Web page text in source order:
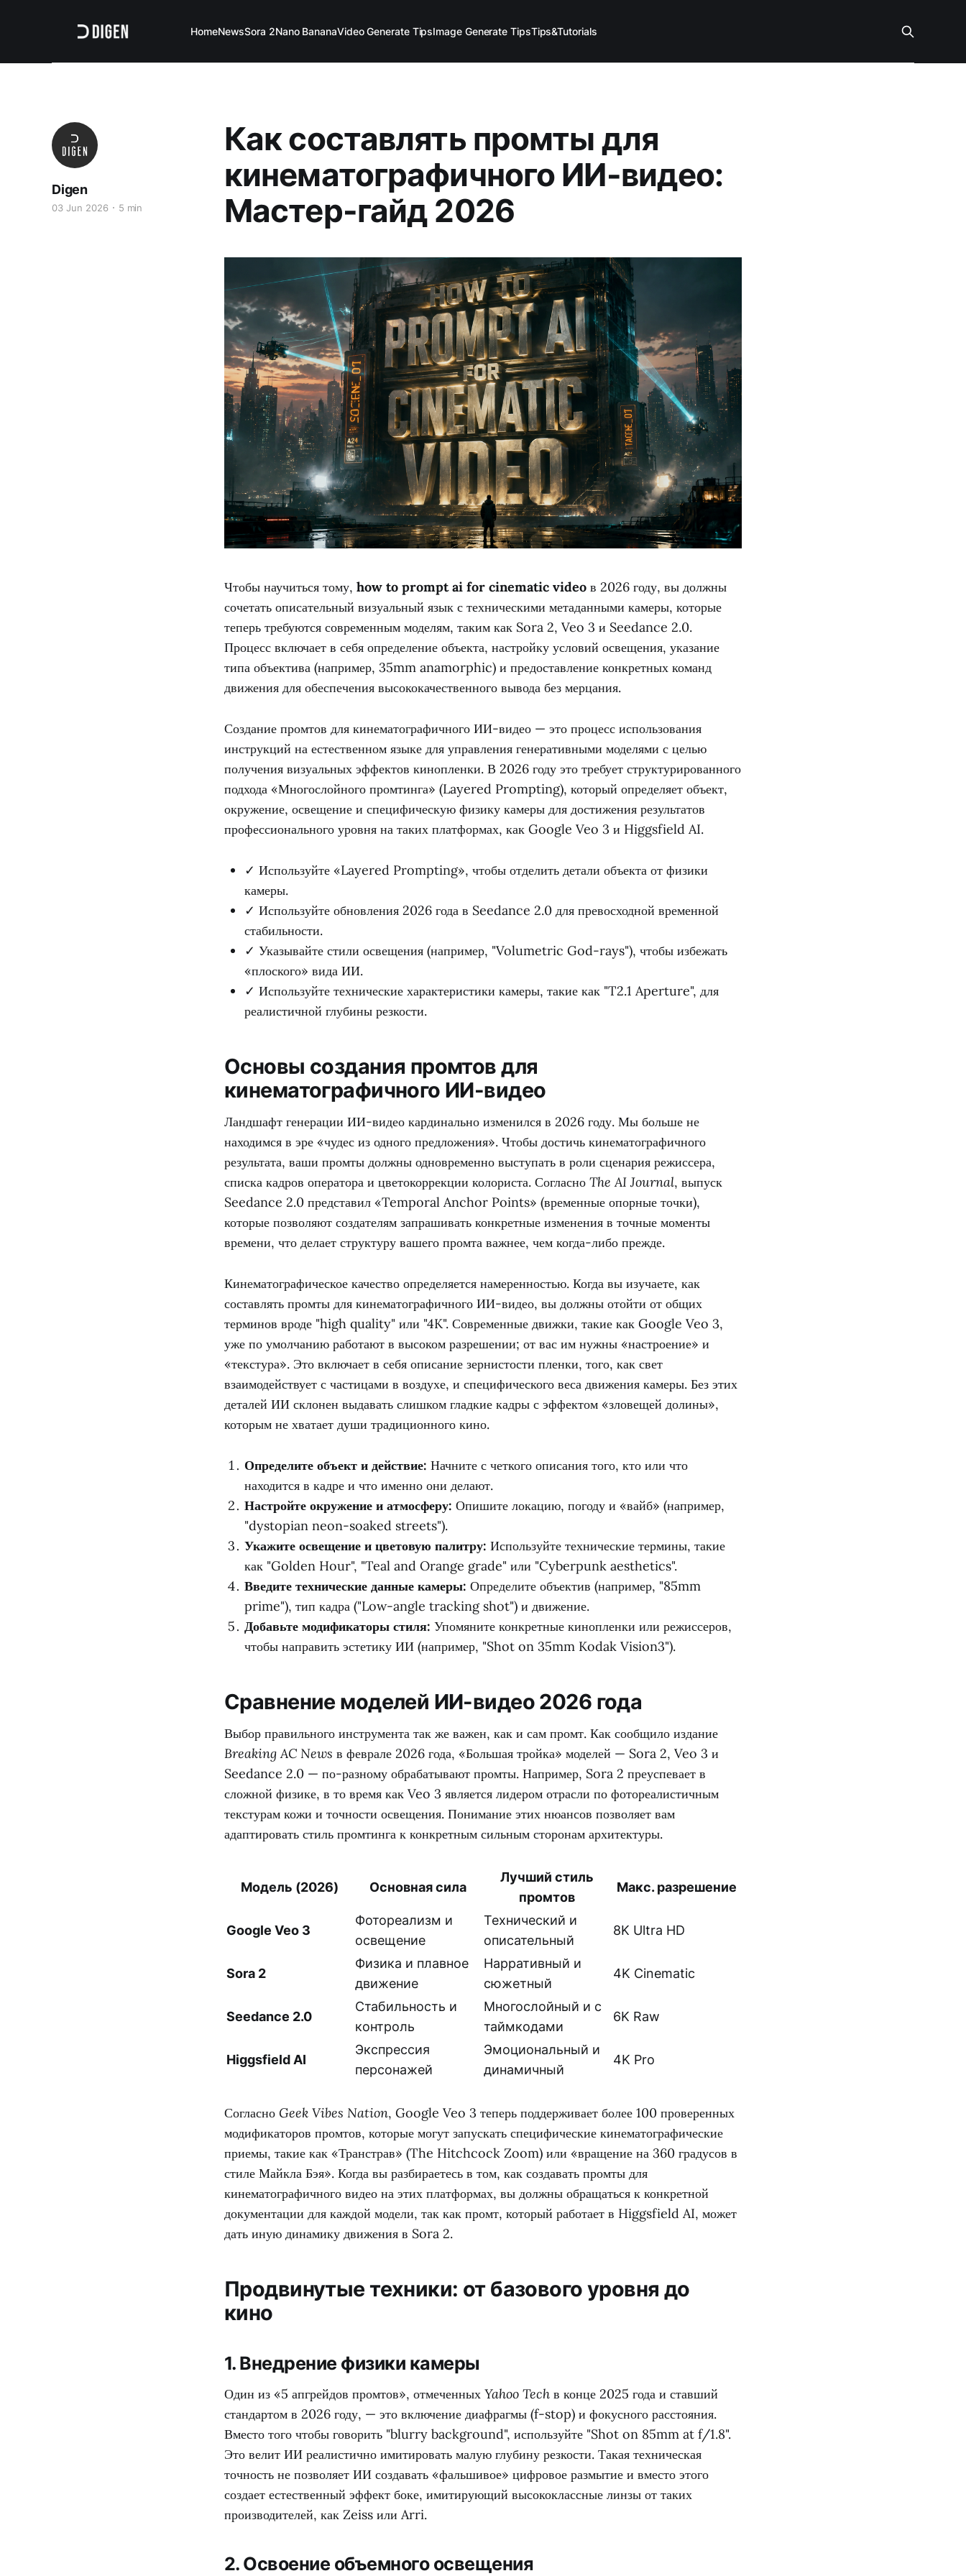
HomeNewsSora 2Nano BananaVideo Generate TipsImage Generate TipsTips&Tutorials
Как составлять промты для
кинематографичного ИИ-видео:
Мастер-гайд 2026
Digen
03 Jun 2026 5 min
Чтобы научиться тому, how to prompt ai for cinematic video в 2026 году, вы должны
сочетать описательный визуальный язык с техническими метаданными камеры, которые
теперь требуются современным моделям, таким как Sora 2, Veo 3 и Seedance 2.0.
Процесс включает в себя определение объекта, настройку условий освещения, указание
типа объектива (например, 35mm anamorphic) и предоставление конкретных команд
движения для обеспечения высококачественного вывода без мерцания.
Создание промтов для кинематографичного ИИ-видео — это процесс использования
инструкций на естественном языке для управления генеративными моделями с целью
получения визуальных эффектов кинопленки. В 2026 году это требует структурированного
подхода «Многослойного промтинга» (Layered Prompting), который определяет объект,
окружение, освещение и специфическую физику камеры для достижения результатов
профессионального уровня на таких платформах, как Google Veo 3 и Higgsfield AI.
✓ Используйте «Layered Prompting», чтобы отделить детали объекта от физики
камеры.
✓ Используйте обновления 2026 года в Seedance 2.0 для превосходной временной
стабильности.
✓ Указывайте стили освещения (например, "Volumetric God-rays"), чтобы избежать
«плоского» вида ИИ.
✓ Используйте технические характеристики камеры, такие как "T2.1 Aperture", для
реалистичной глубины резкости.
Основы создания промтов для
кинематографичного ИИ-видео
Ландшафт генерации ИИ-видео кардинально изменился в 2026 году. Мы больше не
находимся в эре «чудес из одного предложения». Чтобы достичь кинематографичного
результата, ваши промты должны одновременно выступать в роли сценария режиссера,
списка кадров оператора и цветокоррекции колориста. Согласно The AI Journal, выпуск
Seedance 2.0 представил «Temporal Anchor Points» (временные опорные точки),
которые позволяют создателям запрашивать конкретные изменения в точные моменты
времени, что делает структуру вашего промта важнее, чем когда-либо прежде.
Кинематографическое качество определяется намеренностью. Когда вы изучаете, как
составлять промты для кинематографичного ИИ-видео, вы должны отойти от общих
терминов вроде "high quality" или "4K". Современные движки, такие как Google Veo 3,
уже по умолчанию работают в высоком разрешении; от вас им нужны «настроение» и
«текстура». Это включает в себя описание зернистости пленки, того, как свет
взаимодействует с частицами в воздухе, и специфического веса движения камеры. Без этих
деталей ИИ склонен выдавать слишком гладкие кадры с эффектом «зловещей долины»,
которым не хватает души традиционного кино.
Определите объект и действие: Начните с четкого описания того, кто или что
находится в кадре и что именно они делают.
Настройте окружение и атмосферу: Опишите локацию, погоду и «вайб» (например,
"dystopian neon-soaked streets").
Укажите освещение и цветовую палитру: Используйте технические термины, такие
как "Golden Hour", "Teal and Orange grade" или "Cyberpunk aesthetics".
Введите технические данные камеры: Определите объектив (например, "85mm
prime"), тип кадра ("Low-angle tracking shot") и движение.
Добавьте модификаторы стиля: Упомяните конкретные кинопленки или режиссеров,
чтобы направить эстетику ИИ (например, "Shot on 35mm Kodak Vision3").
Сравнение моделей ИИ-видео 2026 года
Выбор правильного инструмента так же важен, как и сам промт. Как сообщило издание
Breaking AC News в феврале 2026 года, «Большая тройка» моделей — Sora 2, Veo 3 и
Seedance 2.0 — по-разному обрабатывают промты. Например, Sora 2 преуспевает в
сложной физике, в то время как Veo 3 является лидером отрасли по фотореалистичным
текстурам кожи и точности освещения. Понимание этих нюансов позволяет вам
адаптировать стиль промтинга к конкретным сильным сторонам архитектуры.
Модель (2026) Основная сила
Лучший стиль
промтов
Макс. разрешение
Google Veo 3
Фотореализм и
освещение
Технический и
описательный
8K Ultra HD
Sora 2
Физика и плавное
движение
Нарративный и
сюжетный
4K Cinematic
Seedance 2.0
Стабильность и
контроль
Многослойный и с
таймкодами
6K Raw
Higgsfield AI
Экспрессия
персонажей
Эмоциональный и
динамичный
4K Pro
Согласно Geek Vibes Nation, Google Veo 3 теперь поддерживает более 100 проверенных
модификаторов промтов, которые могут запускать специфические кинематографические
приемы, такие как «Транстрав» (The Hitchcock Zoom) или «вращение на 360 градусов в
стиле Майкла Бэя». Когда вы разбираетесь в том, как создавать промты для
кинематографичного видео на этих платформах, вы должны обращаться к конкретной
документации для каждой модели, так как промт, который работает в Higgsfield AI, может
дать иную динамику движения в Sora 2.
Продвинутые техники: от базового уровня до
кино
1. Внедрение физики камеры
Один из «5 апгрейдов промтов», отмеченных Yahoo Tech в конце 2025 года и ставший
стандартом в 2026 году, — это включение диафрагмы (f-stop) и фокусного расстояния.
Вместо того чтобы говорить "blurry background", используйте "Shot on 85mm at f/1.8".
Это велит ИИ реалистично имитировать малую глубину резкости. Такая техническая
точность не позволяет ИИ создавать «фальшивое» цифровое размытие и вместо этого
создает естественный эффект боке, имитирующий высококлассные линзы от таких
производителей, как Zeiss или Arri.
2. Освоение объемного освещения